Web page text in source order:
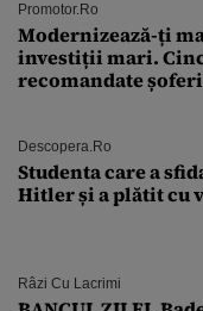
Promotor.ro
Modernizează-ți
investiții mari.
recomandate
Descopera.ro
Studenta care a
Hitler și a plătit cu
Râzi Cu Lacrimi